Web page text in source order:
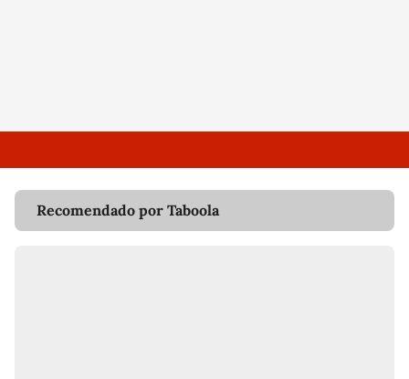
Recomendado por Taboola